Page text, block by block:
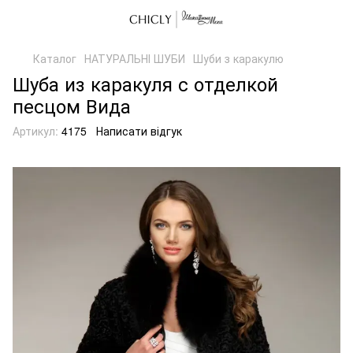
Каталог НАТУРАЛЬНІ ШУБИ Шуби з каракулю
Шуба из каракуля с отделкой
песцом Вида
Артикул: 4175 Написати відгук